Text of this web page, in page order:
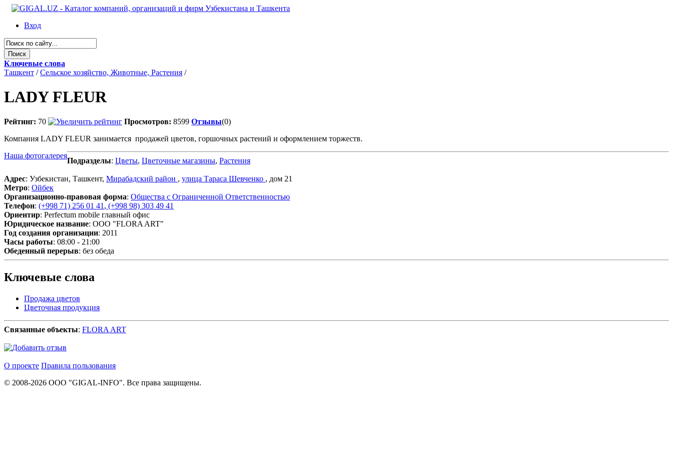
Вход
Ключевые слова
Ташкент / Сельское хозяйство, Животные, Растения /
LADY FLEUR
Рейтинг: 70 Просмотров: 8599 Отзывы(0)
Компания LADY FLEUR занимается продажей цветов, горшочных растений и оформлением торжеств.
Наша фотогалерея
Подразделы: Цветы, Цветочные магазины, Растения
Адрес: Узбекистан, Ташкент, Мирабадский район , улица Тараса Шевченко , дом 21
Метро: Ойбек
Организационно-правовая форма: Общества с Ограниченной Ответственностью
Телефон: (+998 71) 256 01 41 , (+998 98) 303 49 41
Ориентир: Perfectum mobile главный офис
Юридическое название: ООО "FLORA ART"
Год создания организации: 2011
Часы работы: 08:00 - 21:00
Обеденный перерыв: без обеда
Ключевые слова
Продажа цветов
Цветочная продукция
Связанные объекты: FLORA ART
О проекте Правила пользования
© 2008-2026 ООО "GIGAL-INFO". Все права защищены.